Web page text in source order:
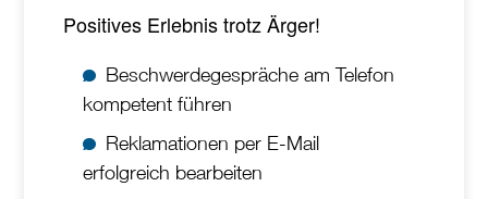
Positives Erlebnis trotz Ärger!
Beschwerdegespräche am Telefon
kompetent führen
Reklamationen per E-Mail
erfolgreich bearbeiten